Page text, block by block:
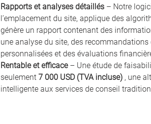
Rapports et analyses détaillés – Notre
l’emplacement du site, applique des
génère un rapport contenant des
une analyse du site, des
personnalisées et des évaluations
Rentable et efficace – Une étude de
seulement 7 000 USD (TVA incluse) , une
intelligente aux services de conseil